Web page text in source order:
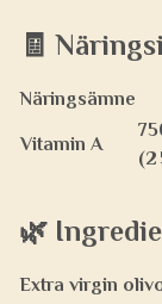
🧾
Näringsämne
Vitamin A
(2
🌿
Extra virgin